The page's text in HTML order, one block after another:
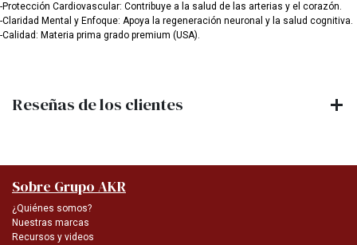
-Protección Cardiovascular: Contribuye a la salud de las arterias y el corazón.
-Claridad Mental y Enfoque: Apoya la regeneración neuronal y la salud cognitiva.
-Calidad: Materia prima grado premium (USA).
Reseñas de los clientes
Sobre Grupo AKR
¿Quiénes somos?
Nuestras marcas
Recursos y videos